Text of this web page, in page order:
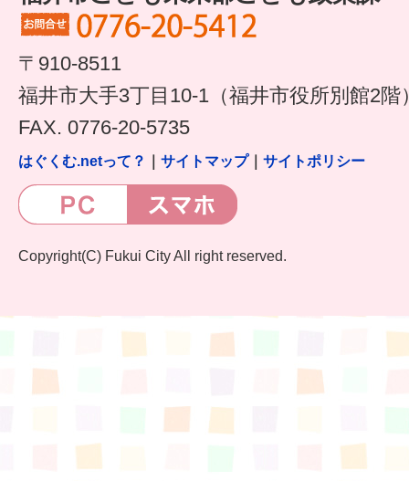
〒910-8511
福井市大手3丁目10-1（福井市役所別館2階
FAX. 0776-20-5735
はぐくむ.netって？ サイトマップ｜ サイトポリシー
Copyright(C) Fukui City All right reserved.
すまいるサポート行事案内